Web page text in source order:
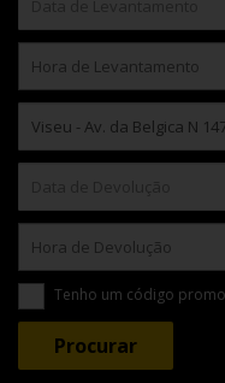
Tenho um código